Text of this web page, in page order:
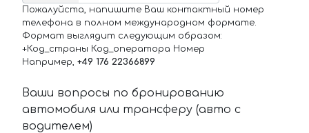
Пожалуйста, напишите Ваш контактный номер
телефона в полном международном формате.
Формат выглядит следующим образом:
+Код_страны Код_оператора Номер
Например, +49 176 22366899
Ваши вопросы по бронированию
автомобиля или трансферу (авто с
водителем)